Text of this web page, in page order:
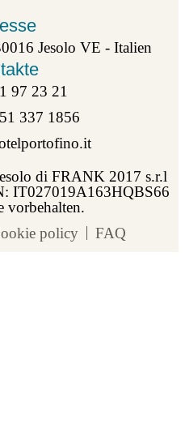
Jesolo VE - Italien
97 23 21
337 1856
di FRANK 2017 s.r.l
IT027019A163HQBS66
vorbehalten.
policy FAQ